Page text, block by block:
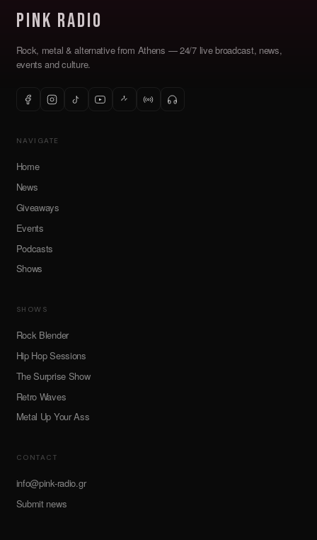
Pink Radio
Rock, metal & alternative from Athens — 24/7 live broadcast, news,
events and culture.
NAVIGATE
Home
News
Giveaways
Events
Podcasts
Shows
SHOWS
Rock Blender
Hip Hop Sessions
The Surprise Show
Retro Waves
Metal Up Your Ass
CONTACT
info@pink-radio.gr
Submit news